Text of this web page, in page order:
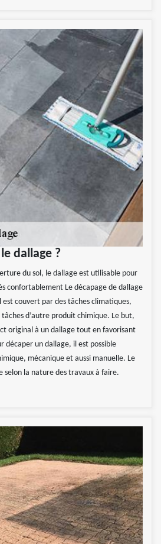
dallage ?
du sol, le dallage est utilisable pour
confortablement Le décapage de dallage
couvert par des tâches climatiques,
d’autre produit chimique. Le but,
original à un dallage tout en favorisant
décaper un dallage, il est possible
mécanique et aussi manuelle. Le
selon la nature des travaux à faire.